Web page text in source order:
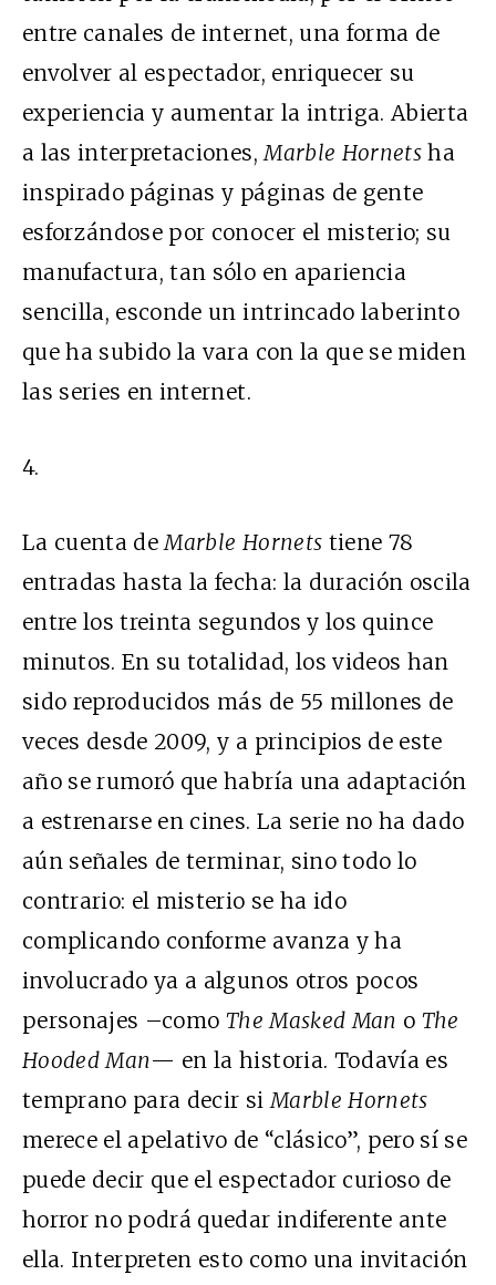
entre canales de internet, una forma de
envolver al espectador, enriquecer su
experiencia y aumentar la intriga. Abierta
a las interpretaciones,Marble Hornetsha
inspirado páginas y páginas de gente
esforzándose por conocer el misterio; su
manufactura, tan sólo en apariencia
sencilla, esconde un intrincado laberinto
que ha subido la vara con la que se miden
las series en internet.
4.
La cuenta deMarble Hornets tiene 78
entradas hasta la fecha: la duración oscila
entre los treinta segundos y los quince
minutos. En su totalidad, los videos han
sido reproducidos más de 55 millones de
veces desde 2009, y a principios de este
año se rumoró que habría una adaptación
a estrenarse en cines. La serie no ha dado
aún señales de terminar, sino todo lo
contrario: el misterio se ha ido
complicando conforme avanza y ha
involucrado ya a algunos otros pocos
personajes –como The Masked Man o The
Hooded Man— en la historia. Todavía es
temprano para decir siMarble Hornets
merece el apelativo de “clásico”, pero sí se
puede decir que el espectador curioso de
horror no podrá quedar indiferente ante
ella. Interpreten esto como una invitación